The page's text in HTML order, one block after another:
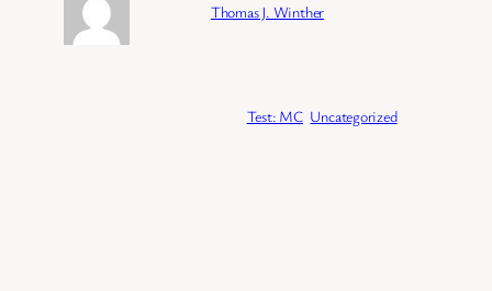
Thomas J. Winther
Test: MC, Uncategorized